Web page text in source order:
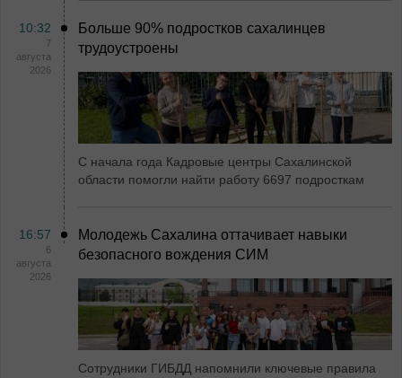
10:32
7
августа
2026
Больше 90% подростков сахалинцев
трудоустроены
С начала года Кадровые центры Сахалинской
области помогли найти работу 6697 подросткам
16:57
6
августа
2026
Молодежь Сахалина оттачивает навыки
безопасного вождения СИМ
Сотрудники ГИБДД напомнили ключевые правила